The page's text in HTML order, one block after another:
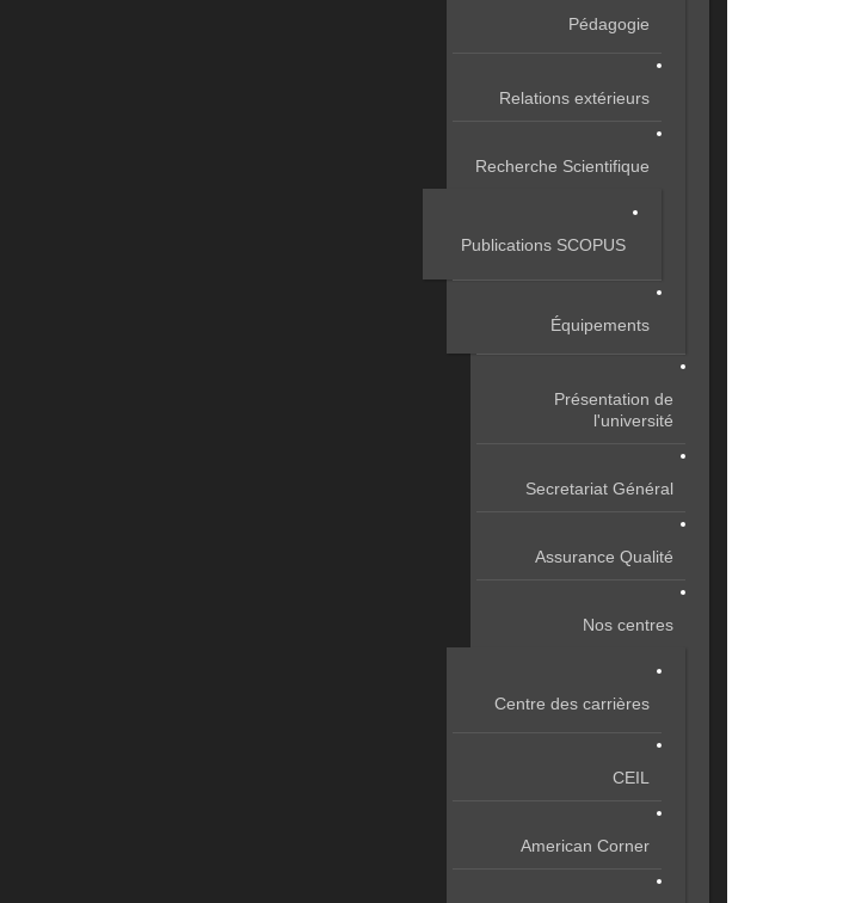
Pédagogie
Relations extérieurs
Recherche Scientifique
Publications SCOPUS
Équipements
Présentation de
l'université
Secretariat Général
Assurance Qualité
Nos centres
Centre des carrières
CEIL
American Corner